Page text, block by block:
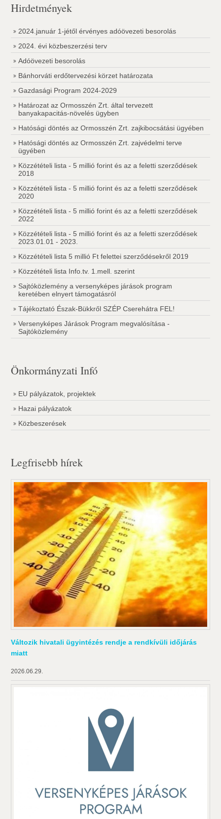
Hirdetmények
2024.január 1-jétől érvényes adóövezeti besorolás
2024. évi közbeszerzési terv
Adóövezeti besorolás
Bánhorváti erdőtervezési körzet határozata
Gazdasági Program 2024-2029
Határozat az Ormosszén Zrt. által tervezett
banyakapacitás-növelés ügyben
Hatósági döntés az Ormosszén Zrt. zajkibocsátási ügyében
Hatósági döntés az Ormosszén Zrt. zajvédelmi terve
ügyében
Közzétételi lista - 5 millió forint és az a feletti szerződések
2018
Közzétételi lista - 5 millió forint és az a feletti szerződések
2020
Közzétételi lista - 5 millió forint és az a feletti szerződések
2022
Közzétételi lista - 5 millió forint és az a feletti szerződések
2023.01.01 - 2023.
Közzétételi lista 5 millió Ft felettei szerződésekről 2019
Közzétételi lista Info.tv. 1.mell. szerint
Sajtóközlemény a versenyképes járások program
keretében elnyert támogatásról
Tájékoztató Észak-Bükkről SZÉP Cserehátra FEL!
Versenyképes Járások Program megvalósítása -
Sajtóközlemény
Önkormányzati Infó
EU pályázatok, projektek
Hazai pályázatok
Közbeszerések
Legfrisebb hírek
Változik hivatali ügyintézés rendje a rendkívüli időjárás
miatt
2026.06.29.